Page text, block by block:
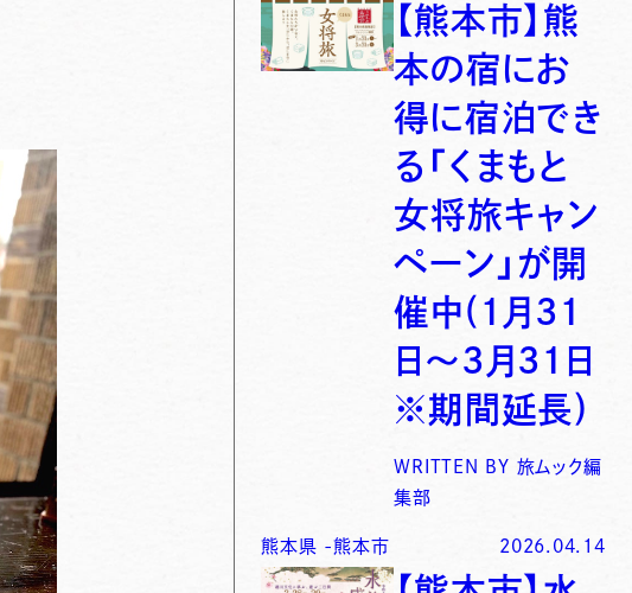
【熊本市】熊
本の宿にお
得に宿泊でき
る「くまもと
女将旅キャン
ペーン」が開
催中(1月31
日〜3月31日
※期間延長)
WRITTEN BY 旅ムック編
集部
熊本県 -熊本市 2026.04.14